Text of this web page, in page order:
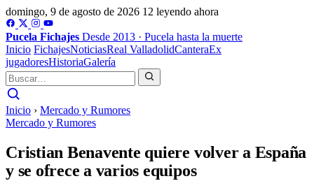
domingo, 9 de agosto de 2026 12 leyendo ahora
Pucela Fichajes Desde 2013 · Pucela hasta la muerte
Inicio FichajesNoticiasReal ValladolidCanteraEx
jugadoresHistoriaGalería
Inicio › Mercado y Rumores
Mercado y Rumores
Cristian Benavente quiere volver a España
y se ofrece a varios equipos